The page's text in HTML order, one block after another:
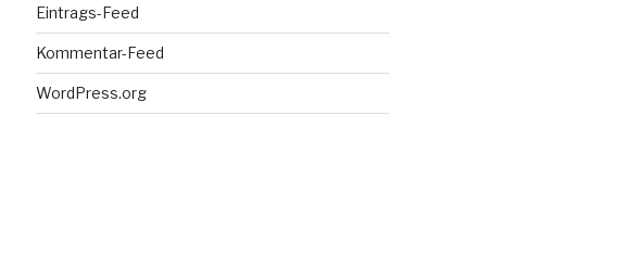
Eintrags-Feed
Kommentar-Feed
WordPress.org